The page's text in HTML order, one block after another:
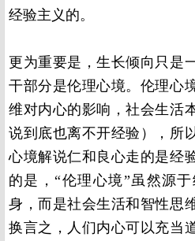
经验主义的。
更为重要是，生长倾向只是
干部分是伦理心境。伦理心
维对内心的影响，社会生活
说到底也离不开经验），所
心境解说仁和良心走的是经
的是，“伦理心境”虽然源
身，而是社会生活和智性思
换言之，人们内心可以充当